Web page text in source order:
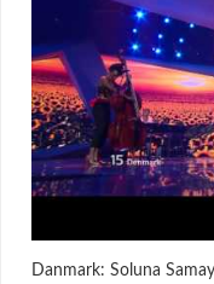
Danmark: Soluna